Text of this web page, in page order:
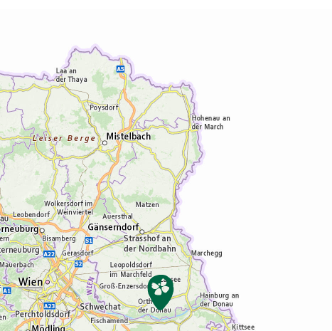
Planeten. Treffpunkt: Parkplatz Ruine Kaja,
Merkersdorf Dauer: ca. 2,5 Std. Kosten:
Erwachsene € 14,- Anmeldung bis 15.00 Uhr
des Vortages. Anspruch der Tour: Mit festen
Wanderschuhen